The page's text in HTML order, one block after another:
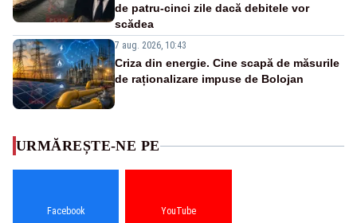
de patru-cinci zile dacă debitele vor
scădea
7 aug. 2026, 10:43
Criza din energie. Cine scapă de măsurile
de raționalizare impuse de Bolojan
URMĂREȘTE-NE PE
Facebook YouTube